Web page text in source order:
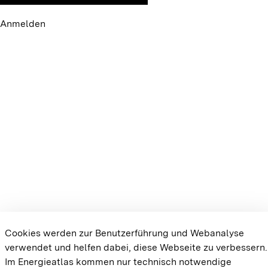
Anmelden
Cookies werden zur Benutzerführung und Webanalyse
verwendet und helfen dabei, diese Webseite zu verbessern.
Im Energieatlas kommen nur technisch notwendige